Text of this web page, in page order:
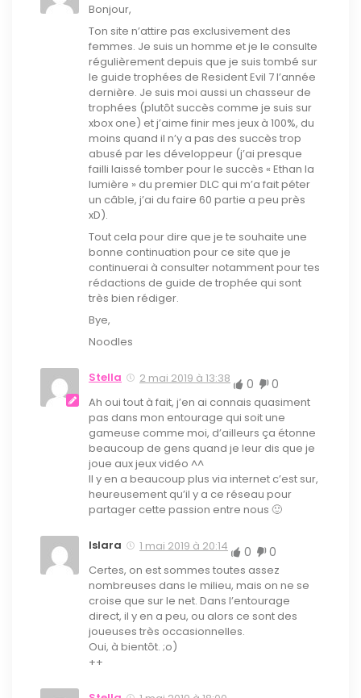
Bonjour,
Ton site n’attire pas exclusivement des
femmes. Je suis un homme et je le consulte
régulièrement depuis que je suis tombé sur
le guide trophées de Resident Evil 7 l’année
dernière. Je suis moi aussi un chasseur de
trophées (plutôt succès comme je suis sur
xbox one) et j’aime finir mes jeux à 100%, du
moins quand il n’y a pas des succès trop
abusé par les développeur (j’ai presque
failli laissé tomber pour le succès « Ethan la
lumière » du premier DLC qui m’a fait péter
un câble, j’ai du faire 60 partie a peu près
xD).
Tout cela pour dire que je te souhaite une
bonne continuation pour ce site que je
continuerai à consulter notamment pour tes
rédactions de guide de trophée qui sont
très bien rédiger.
Bye,
Noodles
Stella 2 mai 2019 à 13:38 0 0
Ah oui tout à fait, j’en ai connais quasiment
pas dans mon entourage qui soit une
gameuse comme moi, d’ailleurs ça étonne
beaucoup de gens quand je leur dis que je
joue aux jeux vidéo ^^
Il y en a beaucoup plus via internet c’est sur,
heureusement qu’il y a ce réseau pour
partager cette passion entre nous 🙂
Islara 1 mai 2019 à 20:14 0 0
Certes, on est sommes toutes assez
nombreuses dans le milieu, mais on ne se
croise que sur le net. Dans l’entourage
direct, il y en a peu, ou alors ce sont des
joueuses très occasionnelles.
Oui, à bientôt. ;o)
++